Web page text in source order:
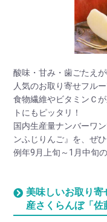
酸味・甘み・歯ごたえ
人気のお取り寄せフルー
食物繊維やビタミンＣ
トにもピッタリ！
国内生産量ナンバーワ
ンふじりんご』を、ぜ
例年9月上旬～1月中旬
美味しいお取り
産さくらんぼ「佐